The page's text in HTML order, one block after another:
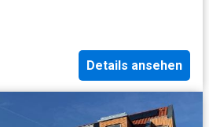
Details ansehen